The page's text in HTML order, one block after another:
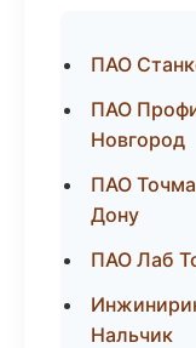
ПАО
ПАО
Новгород
ПАО
Дону
ПАО Лаб
Нальчик